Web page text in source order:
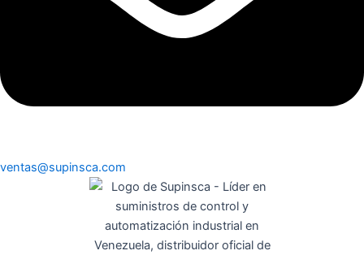
ventas@supinsca.com